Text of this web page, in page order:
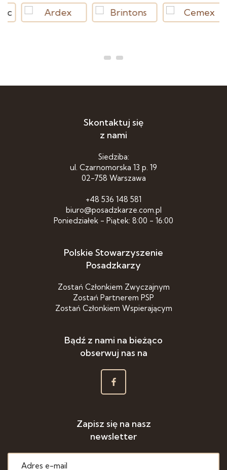
Skontaktuj się
z nami
Siedziba:
ul. Czarnomorska 13 p. 19
02-758 Warszawa
+48 536 148 581
biuro@posadzkarze.com.pl
Poniedziałek - Piątek: 8:00 - 16:00
Polskie Stowarzyszenie
Posadzkarzy
Zostań Członkiem Zwyczajnym
Zostań Partnerem PSP
Zostań Członkiem Wspierającym
Bądź z nami na bieżąco
obserwuj nas na
Zapisz się na nasz
newsletter